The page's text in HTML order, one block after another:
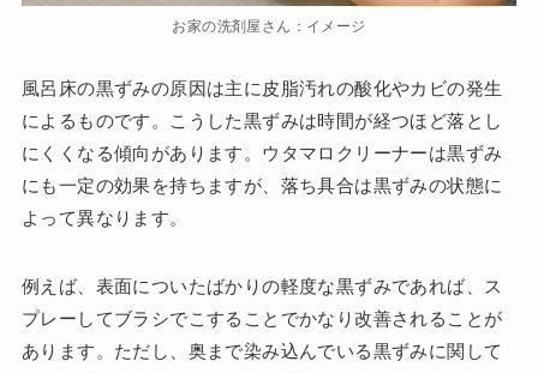
お家の洗剤屋さん：イメージ
風呂床の黒ずみの原因は主に皮脂汚れの酸化やカビの発生
によるものです。こうした黒ずみは時間が経つほど落とし
にくくなる傾向があります。ウタマロクリーナーは黒ずみ
にも一定の効果を持ちますが、落ち具合は黒ずみの状態に
よって異なります。
例えば、表面についたばかりの軽度な黒ずみであれば、ス
プレーしてブラシでこすることでかなり改善されることが
あります。ただし、奥まで染み込んでいる黒ずみに関して